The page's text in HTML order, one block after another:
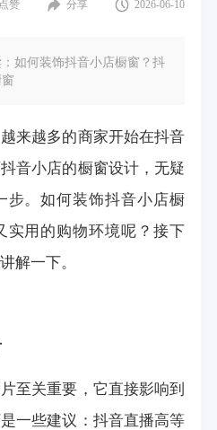
赞 分享 2026-06-10
如何装饰抖音小店橱窗？抖
来越多的商家开始在抖音
音小店的橱窗设计，无疑
步。如何装饰抖音小店橱
实用的购物环境呢？接下
解一下。
至关重要，它直接影响到
一些建议： 抖音直播高等